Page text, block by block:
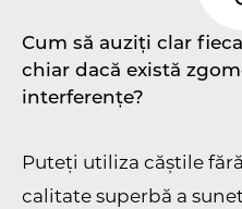
Cum să auziți clar
chiar dacă există
interferențe?
Puteți utiliza căștile
calitate superbă a